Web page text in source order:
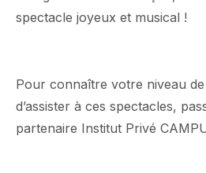
spectacle joyeux et musical !
Pour connaître votre niveau
d’assister à ces spectacles,
partenaire Institut Privé